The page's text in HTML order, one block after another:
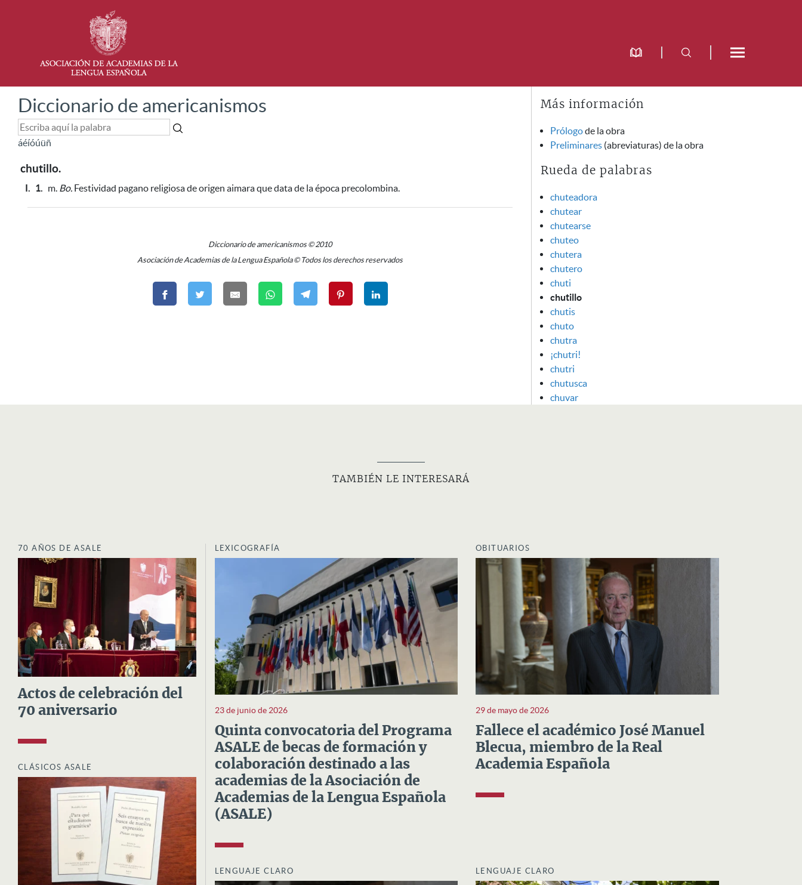
Diccionario de americanismos
áéíóúüñ
chutillo.
I. 1. m. Bo. Festividad pagano religiosa de origen aimaraque data de la época precolombina.
Diccionario de americanismos © 2010
Asociación de Academias de la Lengua Española © Todos los derechos reservados
Más información
Prólogode la obra
Preliminares (abreviaturas) de la obra
Rueda de palabras
chuteadora
chutear
chutearse
chuteo
chutera
chutero
chuti
chutillo
chutis
chuto
chutra
¡chutri!
chutri
chutusca
chuvar
TAMBIÉN LE INTERESARÁ
70 AÑOS DE ASALE
Actos de celebración del
70 aniversario
CLÁSICOS ASALE
LEXICOGRAFÍA
23 de junio de 2026
Quinta convocatoria del Programa
ASALE de becas de formación y
colaboración destinado a las
academias de la Asociación de
Academias de la Lengua Española
(ASALE)
OBITUARIOS
29 de mayo de 2026
Fallece el académico José Manuel
Blecua, miembro de la Real
Academia Española
LENGUAJE CLARO LENGUAJE CLARO